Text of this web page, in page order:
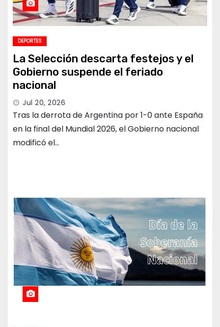
DEPORTES
La Selección descarta festejos y el
Gobierno suspende el feriado
nacional
Jul 20, 2026
Tras la derrota de Argentina por 1-0 ante España
en la final del Mundial 2026, el Gobierno nacional
modificó el…